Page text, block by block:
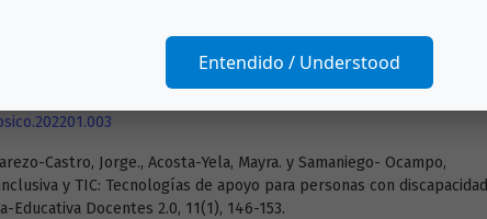
de Buenos Aires (2006-2017). Revista Pasado Abierto, (13).
index.php/pasadoabierto/article/view/4724/5303
Baleriola, Enrique. (2022). Educación para jóvenes y adultos:
educativas. Revista de Psicología, 40(1), 73-96.
Castro, Jorge., Acosta-Yela, Mayra. y Samaniego- Ocampo,
y TIC: Tecnologías de apoyo para personas con discapacidad
Educativa Docentes 2.0, 11(1), 146-153.
Entendido / Understood